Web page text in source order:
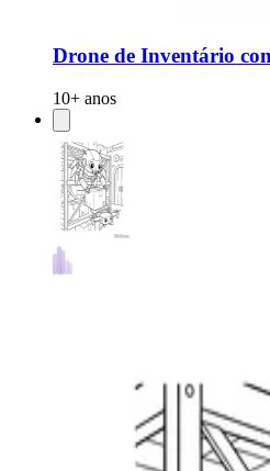
Drone de Inventário
10+ anos